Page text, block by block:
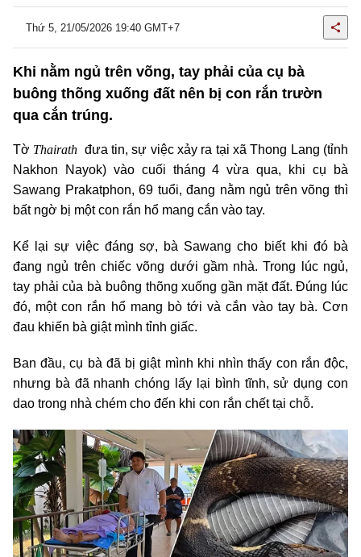
Thứ 5, 21/05/2026 19:40 GMT+7
Khi nằm ngủ trên võng, tay phải của cụ bà
buông thõng xuống đất nên bị con rắn trườn
qua cắn trúng.
Tờ Thairath đưa tin, sự việc xảy ra tại xã Thong Lang (tỉnh
Nakhon Nayok) vào cuối tháng 4 vừa qua, khi cụ bà
Sawang Prakatphon, 69 tuổi, đang nằm ngủ trên võng thì
bất ngờ bị một con rắn hổ mang cắn vào tay.
Kể lại sự việc đáng sợ, bà Sawang cho biết khi đó bà
đang ngủ trên chiếc võng dưới gầm nhà. Trong lúc ngủ,
tay phải của bà buông thõng xuống gần mặt đất. Đúng lúc
đó, một con rắn hổ mang bò tới và cắn vào tay bà. Cơn
đau khiến bà giật mình tỉnh giấc.
Ban đầu, cụ bà đã bị giật mình khi nhìn thấy con rắn độc,
nhưng bà đã nhanh chóng lấy lại bình tĩnh, sử dụng con
dao trong nhà chém cho đến khi con rắn chết tại chỗ.